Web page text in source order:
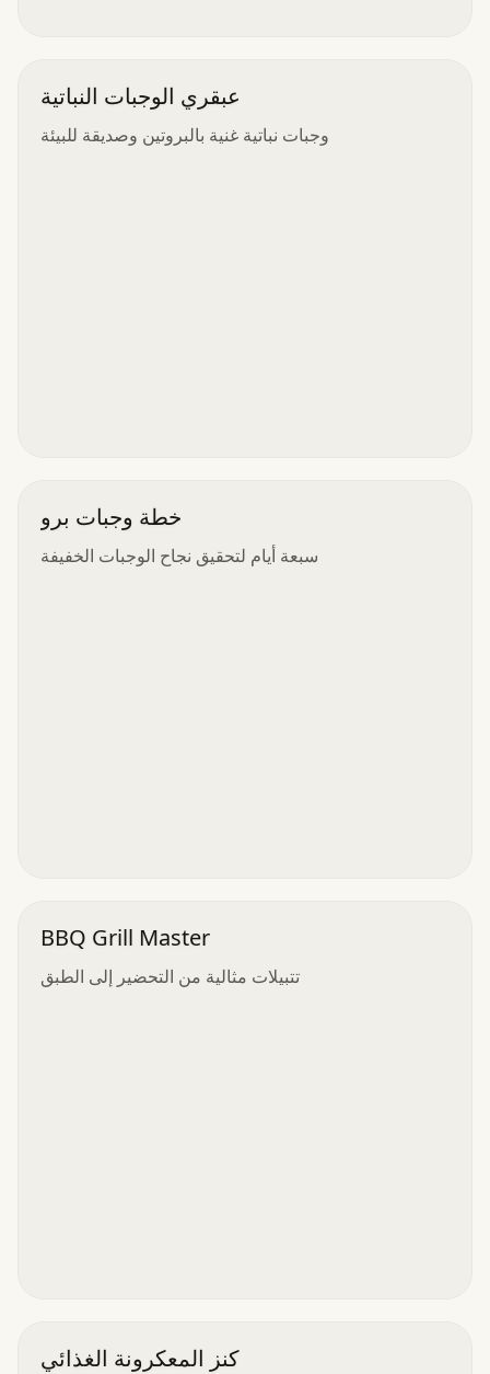
عبقري الوجبات النباتية
وجبات نباتية غنية بالبروتين وصديقة للبيئة
خطة وجبات برو
سبعة أيام لتحقيق نجاح الوجبات الخفيفة
BBQ Grill Master
تتبيلات مثالية من التحضير إلى الطبق
كنز المعكرونة الغذائي